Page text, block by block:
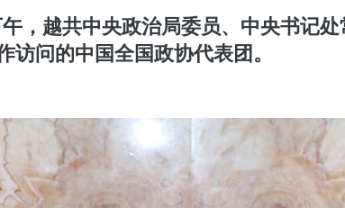
，越共中央政治局委员、中央书记
访问的中国全国政协代表团。